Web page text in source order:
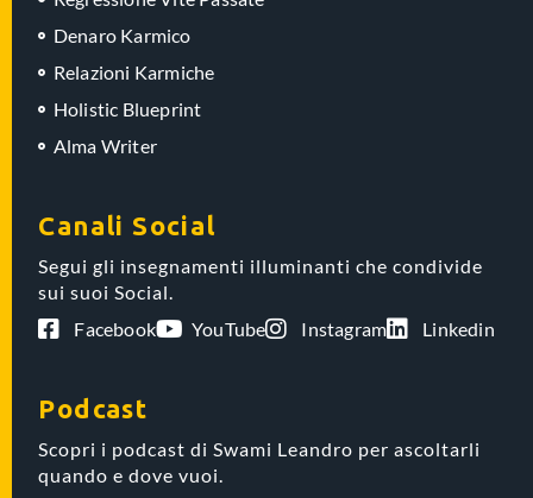
Denaro Karmico
Relazioni Karmiche
Holistic Blueprint
Alma Writer
Canali Social
Segui gli insegnamenti illuminanti che condivide
sui suoi Social.
Facebook
YouTube Instagram Linkedin
Podcast
Scopri i podcast di Swami Leandro per ascoltarli
quando e dove vuoi.